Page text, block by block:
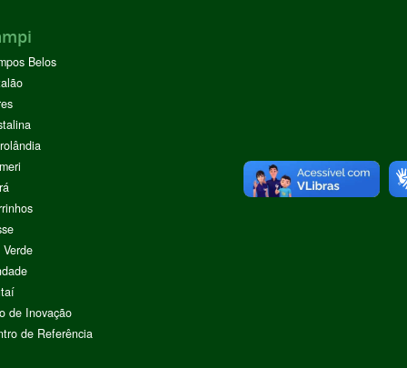
Belos
de Inovação
de Referência